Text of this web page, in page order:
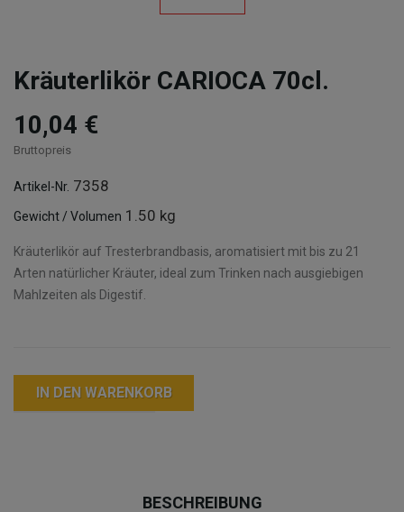
Kräuterlikör CARIOCA 70cl.
10,04 €
Bruttopreis
Artikel-Nr. 7358
Gewicht / Volumen 1.50 kg
Kräuterlikör auf Tresterbrandbasis, aromatisiert mit bis zu 21
Arten natürlicher Kräuter, ideal zum Trinken nach ausgiebigen
Mahlzeiten als Digestif.
IN DEN WARENKORB
BESCHREIBUNG